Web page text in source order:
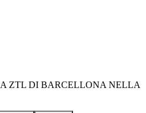
ZTL DI BARCELLONA NELLA